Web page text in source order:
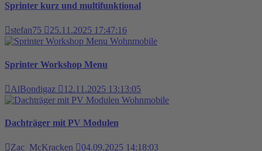
Sprinter kurz und multifunktional
stefan75
25.11.2025 17:47:16
Wohnmobile
Sprinter Workshop Menu
AlBondigaz
12.11.2025 13:13:05
Wohnmobile
Dachträger mit PV Modulen
Zac_McKracken 04.09.2025 14:18:03